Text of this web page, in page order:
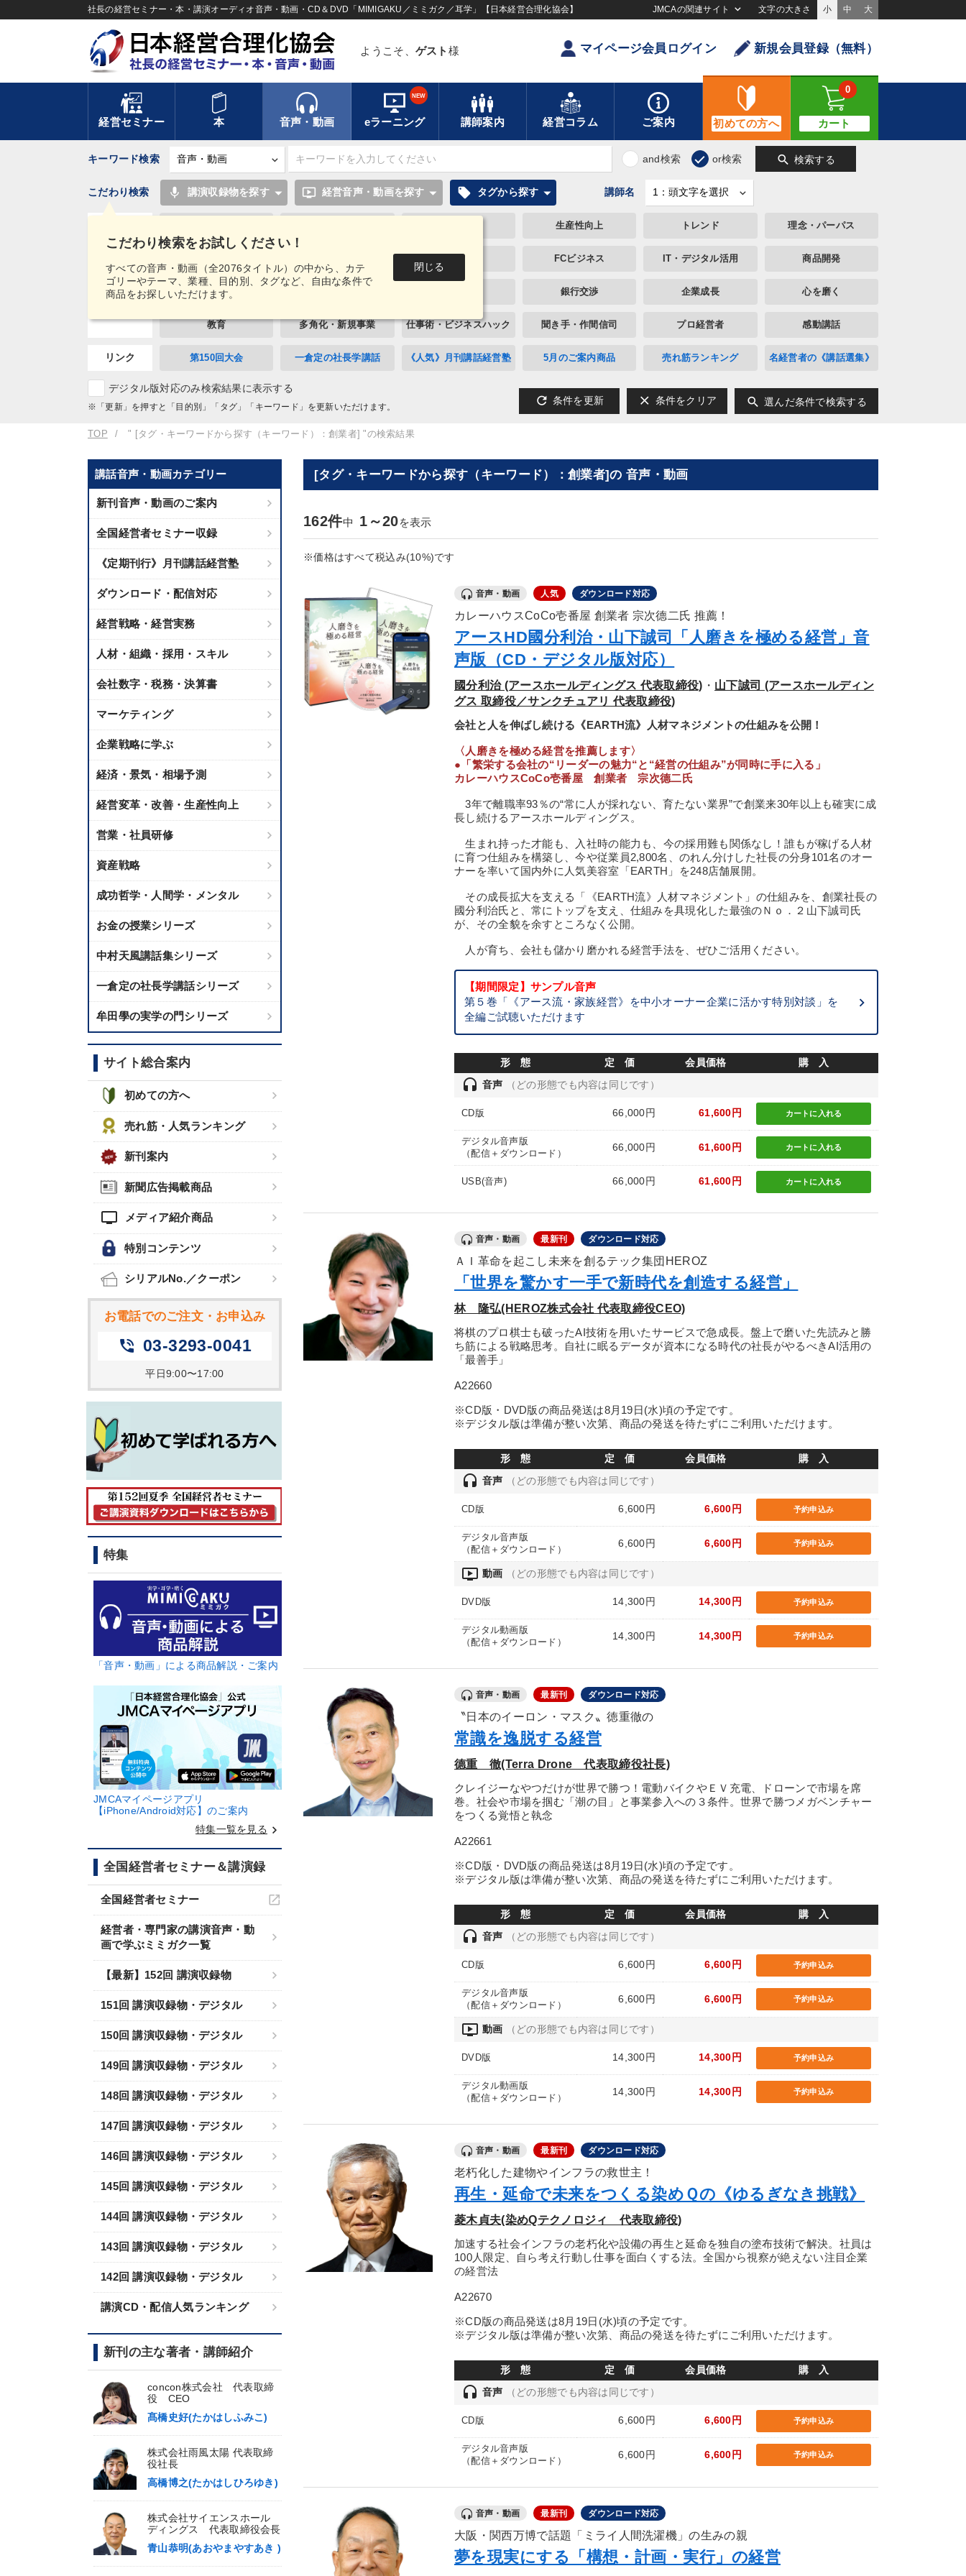
社長の経営セミナー・本・講演オーディオ音声・動画・CD＆DVD「MIMIGAKU／ミミガク／耳学」【日本経営合理化協会】 JMCAの関連サイト 文字の大きさ 小 中 大
ようこそ、 ゲスト 様 マイページ会員ログイン 新規会員登録（無料）
経営セミナー 本 音声・動画 eラーニング
NEW
講師案内 経営コラム ご案内 初めての方へ カート
0
キーワード検索 and検索 or検索 search 検索する
こだわり検索をお試しください！
すべての音声・動画（全2076タイトル）の中から、カテ
ゴリーやテーマ、業種、目的別、タグなど、自由な条件で
商品をお探しいただけます。
閉じる
こだわり検索 mic 講演収録物を探す ondemand_video 経営音声・動画を探す local_offer タグから探す 講師名
タグ・
キーワード
生産性向上 トレンド 理念・パーパス
いい会社 FCビジネス IT・デジタル活用 商品開発
お金の授業 銀行交渉 企業成長 心を磨く
教育 多角化・新規事業 仕事術・ビジネスハック 聞き手・作間信司 プロ経営者 感動講話
リンク 第150回大会 一倉定の社長学講話 《人気》月刊講話経営塾 5月のご案内商品 売れ筋ランキング 名経営者の《講話選集》
デジタル版対応のみ検索結果に表示する
※「更新」を押すと「目的別」「タグ」「キーワード」を更新いただけます。 refresh 条件を更新 clear 条件をクリア search 選んだ条件で検索する
TOP " [タグ・キーワードから探す（キーワード）：創業者] "の検索結果
講話音声・動画カテゴリー
新刊音声・動画のご案内
全国経営者セミナー収録
《定期刊行》月刊講話経営塾
ダウンロード・配信対応
経営戦略・経営実務
人材・組織・採用・スキル
会社数字・税務・決算書
マーケティング
企業戦略に学ぶ
経済・景気・相場予測
経営変革・改善・生産性向上
営業・社員研修
資産戦略
成功哲学・人間学・メンタル
お金の授業シリーズ
中村天風講話集シリーズ
一倉定の社長学講話シリーズ
牟田學の実学の門シリーズ
サイト総合案内
初めての方へ
売れ筋・人気ランキング
新刊案内
新聞広告掲載商品
tv メディア紹介商品
特別コンテンツ
シリアルNo.／クーポン
お電話でのご注文・お申込み
phone_in_talk 03-3293-0041
平日9:00〜17:00
特集
「音声・動画」による商品解説・ご案内
JMCAマイページアプリ
【iPhone/Android対応】のご案内
特集一覧を見る keyboard_arrow_right
全国経営者セミナー＆講演録
全国経営者セミナー
経営者・専門家の講演音声・動
画で学ぶミミガク一覧
【最新】152回 講演収録物
151回 講演収録物・デジタル
150回 講演収録物・デジタル
149回 講演収録物・デジタル
148回 講演収録物・デジタル
147回 講演収録物・デジタル
146回 講演収録物・デジタル
145回 講演収録物・デジタル
144回 講演収録物・デジタル
143回 講演収録物・デジタル
142回 講演収録物・デジタル
講演CD・配信人気ランキング
新刊の主な著者・講師紹介
concon株式会社 代表取締
役 CEO
髙橋史好(たかはしふみこ)
株式会社雨風太陽 代表取締
役社長
高橋博之(たかはしひろゆき)
株式会社サイエンスホール
ディングス 代表取締役会長
青山恭明(あおやまやすあき )
[タグ・キーワードから探す（キーワード）：創業者]の 音声・動画
162件中 1～20を表示
※価格はすべて税込み(10%)です
音声・動画 人気 ダウンロード対応
カレーハウスCoCo壱番屋 創業者 宗次德二氏 推薦！
アースHD國分利治・山下誠司「人磨きを極める経営」音
声版（CD・デジタル版対応）
國分利治 (アースホールディングス 代表取締役) ・ 山下誠司 (アースホールディン
グス 取締役／サンクチュアリ 代表取締役)
会社と人を伸ばし続ける《EARTH流》人材マネジメントの仕組みを公開！
〈人磨きを極める経営を推薦します〉
●「繁栄する会社の“リーダーの魅力“と“経営の仕組み”が同時に手に入る」
カレーハウスCoCo壱番屋 創業者 宗次德二氏
3年で離職率93％の“常に人が採れない、育たない業界”で創業来30年以上も確実に成
長し続けるアースホールディングス。
生まれ持った才能も、入社時の能力も、今の採用難も関係なし！誰もが稼げる人材
に育つ仕組みを構築し、今や従業員2,800名、のれん分けした社長の分身101名のオー
ナーを率いて国内外に人気美容室「EARTH」を248店舗展開。
その成長拡大を支える「《EARTH流》人材マネジメント」の仕組みを、創業社長の
國分利治氏と、常にトップを支え、仕組みを具現化した最強のＮｏ．２山下誠司氏
が、その全貌を余すところなく公開。
人が育ち、会社も儲かり磨かれる経営手法を、ぜひご活用ください。
【期間限定】サンプル音声
第５巻「《アース流・家族経営》を中小オーナー企業に活かす特別対談」を
全編ご試聴いただけます
形 態 定 価 会員価格 購 入
headset 音声 （どの形態でも内容は同じです）
CD版 66,000円 61,600円 カートに 入れる
デジタル音声版
（配信＋ダウンロード）
66,000円 61,600円 カートに 入れる
USB(音声) 66,000円 61,600円 カートに 入れる
音声・動画 最新刊 ダウンロード対応
ＡＩ革命を起こし未来を創るテック集団HEROZ
「世界を驚かす一手で新時代を創造する経営」
林 隆弘(HEROZ株式会社 代表取締役CEO)
将棋のプロ棋士も破ったAI技術を用いたサービスで急成長。盤上で磨いた先読みと勝
ち筋による戦略思考。自社に眠るデータが資本になる時代の社長がやるべきAI活用の
「最善手」
A22660
※CD版・DVD版の商品発送は8月19日(水)頃の予定です。
※デジタル版は準備が整い次第、商品の発送を待たずにご利用いただけます。
形 態 定 価 会員価格 購 入
headset 音声 （どの形態でも内容は同じです）
CD版 6,600円 6,600円 予約申込み
デジタル音声版
（配信＋ダウンロード）
6,600円 6,600円 予約申込み
ondemand_video 動画 （どの形態でも内容は同じです）
DVD版 14,300円 14,300円 予約申込み
デジタル動画版
（配信＋ダウンロード）
14,300円 14,300円 予約申込み
音声・動画 最新刊 ダウンロード対応
〝日本のイーロン・マスク〟徳重徹の
常識を逸脱する経営
德重 徹(Terra Drone 代表取締役社長)
クレイジーなやつだけが世界で勝つ！電動バイクやＥＶ充電、ドローンで市場を席
巻。社会や市場を掴む「潮の目」と事業参入への３条件。世界で勝つメガベンチャー
をつくる覚悟と執念
A22661
※CD版・DVD版の商品発送は8月19日(水)頃の予定です。
※デジタル版は準備が整い次第、商品の発送を待たずにご利用いただけます。
形 態 定 価 会員価格 購 入
headset 音声 （どの形態でも内容は同じです）
CD版 6,600円 6,600円 予約申込み
デジタル音声版
（配信＋ダウンロード）
6,600円 6,600円 予約申込み
ondemand_video 動画 （どの形態でも内容は同じです）
DVD版 14,300円 14,300円 予約申込み
デジタル動画版
（配信＋ダウンロード）
14,300円 14,300円 予約申込み
音声・動画 最新刊 ダウンロード対応
老朽化した建物やインフラの救世主！
再生・延命で未来をつくる染めＱの《ゆるぎなき挑戦》
菱木貞夫(染めQテクノロジィ 代表取締役)
加速する社会インフラの老朽化や設備の再生と延命を独自の塗布技術で解決。社員は
100人限定、自ら考え行動し仕事を面白くする法。全国から視察が絶えない注目企業
の経営法
A22670
※CD版の商品発送は8月19日(水)頃の予定です。
※デジタル版は準備が整い次第、商品の発送を待たずにご利用いただけます。
形 態 定 価 会員価格 購 入
headset 音声 （どの形態でも内容は同じです）
CD版 6,600円 6,600円 予約申込み
デジタル音声版
（配信＋ダウンロード）
6,600円 6,600円 予約申込み
音声・動画 最新刊 ダウンロード対応
大阪・関西万博で話題「ミライ人間洗濯機」の生みの親
夢を現実にする「構想・計画・実行」の経営